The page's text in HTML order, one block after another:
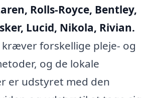
Rolls-Royce, Bentley,
Lucid, Nikola, Rivian.
forskellige pleje- og
og de lokale
er udstyret med den